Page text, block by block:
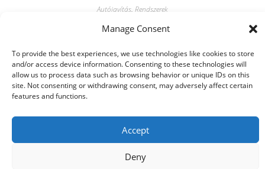
Manage Consent
To provide the best experiences, we use technologies like cookies to store
and/or access device information. Consenting to these technologies will
allow us to process data such as browsing behavior or unique IDs on this
site. Not consenting or withdrawing consent, may adversely affect certain
features and functions.
Accept
Deny
Autójavítás, Rendszerek
Macrofan rendszer
Tovább olvasom